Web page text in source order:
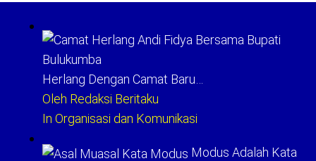
Herlang Dengan Camat Baru…
Oleh Redaksi Beritaku
In Organisasi dan Komunikasi
Modus Adalah Kata